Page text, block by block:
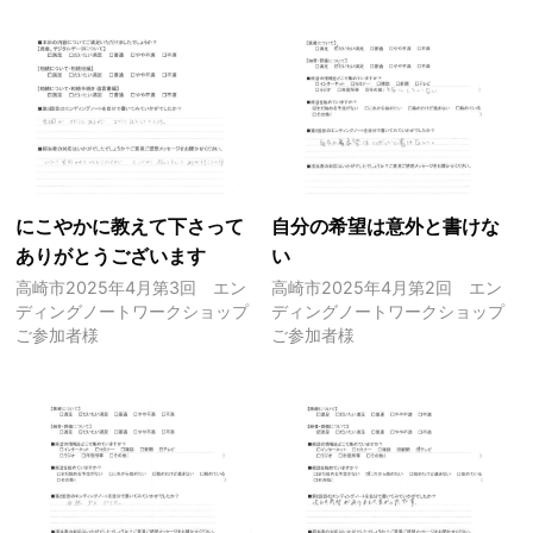
にこやかに教えて下さって
ありがとうございます
高崎市2025年4月第3回 エン
ディングノートワークショップ
ご参加者様
自分の希望は意外と書けな
い
高崎市2025年4月第2回 エン
ディングノートワークショップ
ご参加者様